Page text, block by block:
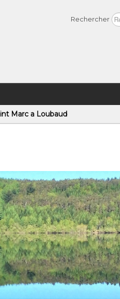
Rechercher
Marc a Loubaud